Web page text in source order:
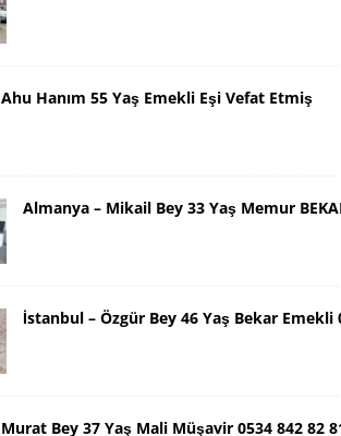
Ahu Hanım 55 Yaş Emekli Eşi Vefat Etmiş
Almanya – Mikail Bey 33 Yaş Memur
İstanbul – Özgür Bey 46 Yaş Bekar Emekli
Murat Bey 37 Yaş Mali Müşavir 0534 842 82